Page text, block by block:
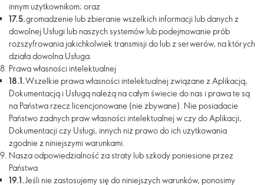
innym użytkownikom; oraz
17.5.gromadzenie lub zbieranie wszelkich informacji lub danych z
dowolnej Usługi lub naszych systemów lub podejmowanie prób
rozszyfrowania jakichkolwiek transmisji do lub z serwerów, na których
działa dowolna Usługa.
Prawa własności intelektualnej
18.1.Wszelkie prawa własności intelektualnej związane z Aplikacją,
Dokumentacją i Usługą należą na całym świecie do nas i prawa te są
na Państwa rzecz licencjonowane (nie zbywane). Nie posiadacie
Państwo żadnych praw własności intelektualnej w czy do Aplikacji,
Dokumentacji czy Usługi, innych niż prawo do ich użytkowania
zgodnie z niniejszymi warunkami.
Nasza odpowiedzialność za straty lub szkody poniesione przez
Państwa
19.1.Jeśli nie zastosujemy się do niniejszych warunków, ponosimy